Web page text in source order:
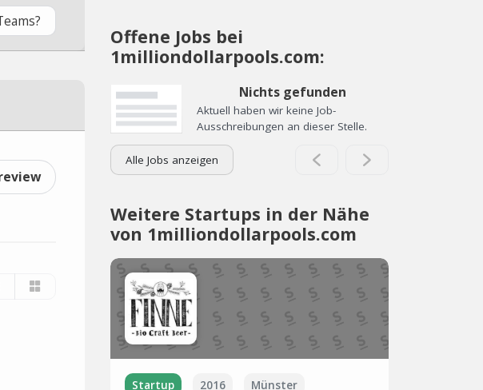
Offene Jobs bei
1milliondollarpools.com:
Nichts gefunden
Aktuell haben wir keine Job-
Ausschreibungen an dieser Stelle.
Alle Jobs anzeigen
Weitere Startups in der Nähe
von 1milliondollarpools.com
Startup 2016 Münster